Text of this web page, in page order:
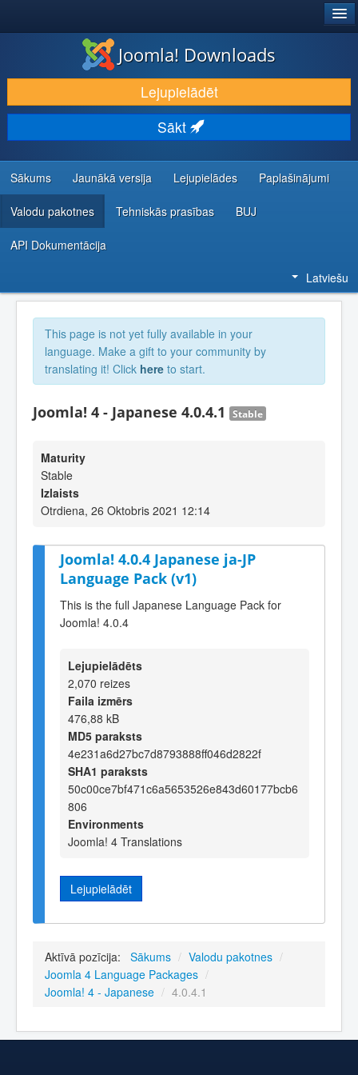
LEJUPIELĀDĒT UN PAPLAŠINĀT
ATKLĀJ UN IEMĀCIES
KOPIENA UN ATBALSTS
IZSTRĀDĀTĀJU RESURSI
Joomla! Downloads
Lejupielādēt
Sākt
Sākums Jaunākā versija Lejupielādes Paplašinājumi
Valodu pakotnes Tehniskās prasības BUJ
API Dokumentācija
Latviešu
This page is not yet fully available in your
language. Make a gift to your community by
translating it! Click here to start.
Joomla! 4 - Japanese 4.0.4.1 Stable
Maturity
Stable
Izlaists
Otrdiena, 26 Oktobris 2021 12:14
Joomla! 4.0.4 Japanese ja-JP
Language Pack (v1)
This is the full Japanese Language Pack for
Joomla! 4.0.4
Lejupielādēts
2,070 reizes
Faila izmērs
476,88 kB
MD5 paraksts
4e231a6d27bc7d8793888ff046d2822f
SHA1 paraksts
50c00ce7bf471c6a5653526e843d60177bcb6
806
Environments
Joomla! 4 Translations
Lejupielādēt
Aktīvā pozīcija: Sākums / Valodu pakotnes /
Joomla 4 Language Packages /
Joomla! 4 - Japanese / 4.0.4.1